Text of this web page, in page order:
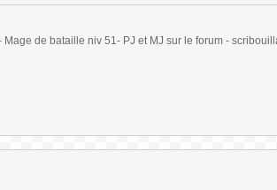
de bataille niv 51- PJ et MJ sur le forum -